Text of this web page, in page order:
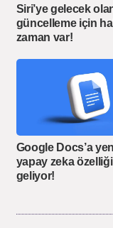
Siri’ye gelecek
güncelleme için
zaman var!
Google Docs’a
yapay zeka özelliği
geliyor!